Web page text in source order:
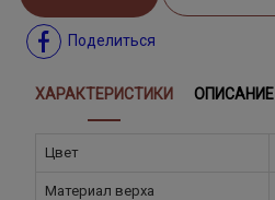
Поделиться
ХАРАКТЕРИСТИКИ ОПИСАНИЕ
Цвет
Материал верха